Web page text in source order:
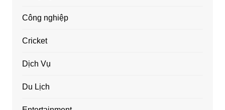
Công nghiệp
Cricket
Dịch Vụ
Du Lịch